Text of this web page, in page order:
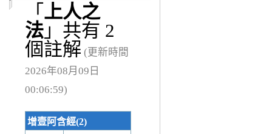
「 上人之
法 」共有 2
個註解 (更新時間
2026年08月09日
00:06:59)
增壹阿含經(2)